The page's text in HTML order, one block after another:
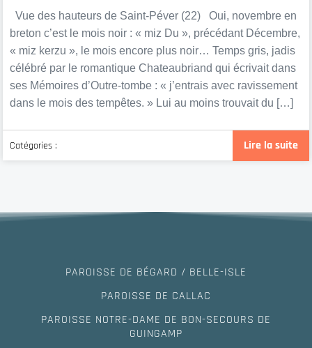
Vue des hauteurs de Saint-Péver (22) Oui, novembre en
breton c’est le mois noir : « miz Du », précédant Décembre,
« miz kerzu », le mois encore plus noir… Temps gris, jadis
célébré par le romantique Chateaubriand qui écrivait dans
ses Mémoires d’Outre-tombe : « j’entrais avec ravissement
dans le mois des tempêtes. » Lui au moins trouvait du […]
Lire la suite
Catégories :
PAROISSE DE BÉGARD / BELLE-ISLE
PAROISSE DE CALLAC
PAROISSE NOTRE-DAME DE BON-SECOURS DE
GUINGAMP